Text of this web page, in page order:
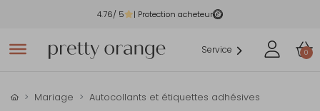
4.76/ 5 | Protection acheteur
Service 0
Mariage Autocollants et étiquettes adhésives